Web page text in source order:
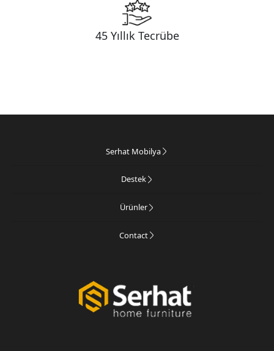
45 Yıllık Tecrübe
Serhat Mobilya
Destek
Ürünler
Contact